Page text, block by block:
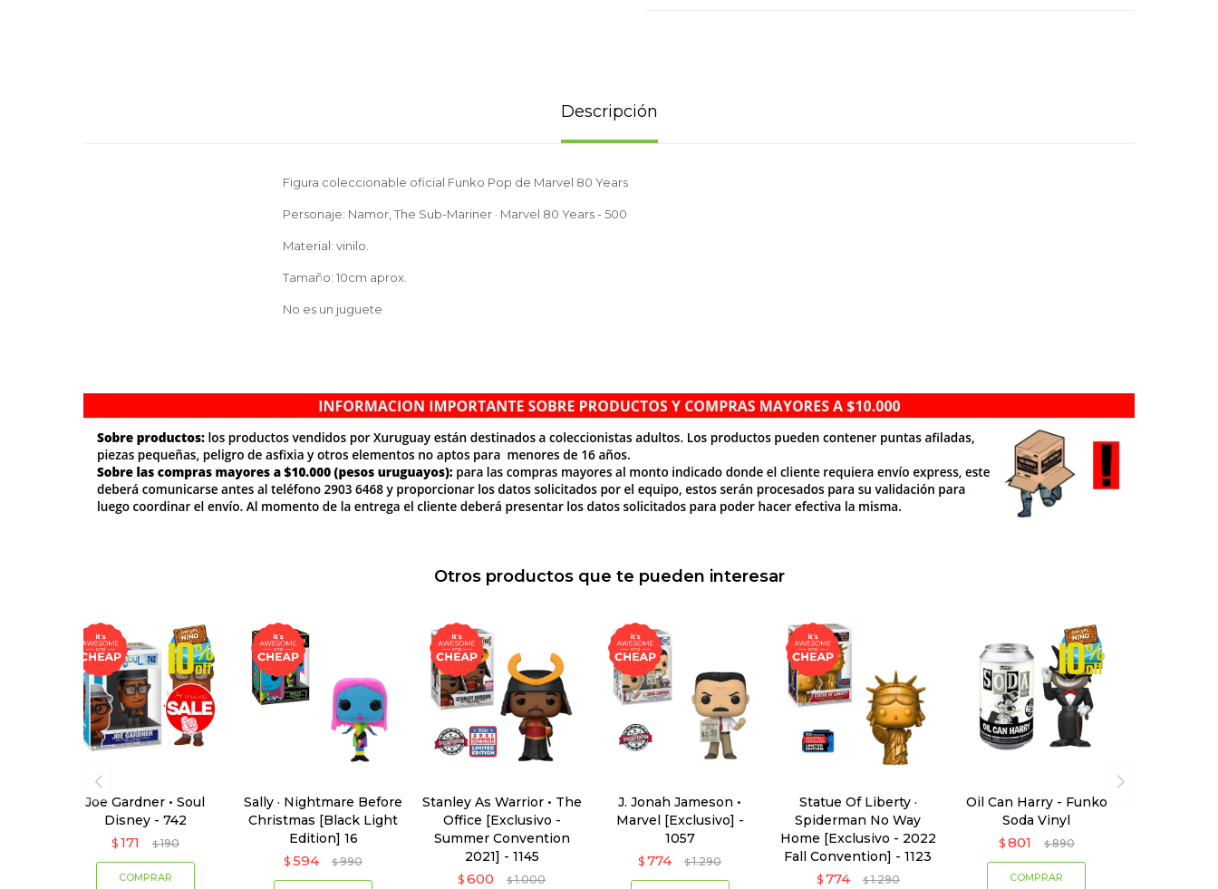
Descripción
Figura coleccionable oficial Funko Pop de Marvel 80 Years
Personaje: Namor, The Sub-Mariner · Marvel 80 Years - 500
Material: vinilo.
Tamaño: 10cm aprox.
No es un juguete
Otros productos que te pueden interesar
Joe Gardner • Soul
Disney - 742
$ 171 $ 190
Sally · Nightmare Before
Christmas [Black Light
Edition] 16
$ 594 $ 990
Stanley As Warrior • The
Office [Exclusivo -
Summer Convention
2021] - 1145
$ 600 $ 1.000
J. Jonah Jameson •
Marvel [Exclusivo] -
1057
$ 774 $ 1.290
Statue Of Liberty ·
Spiderman No Way
Home [Exclusivo - 2022
Fall Convention] - 1123
$ 774 $ 1.290
Oil Can Harry - Funko
Soda Vinyl
$ 801 $ 890